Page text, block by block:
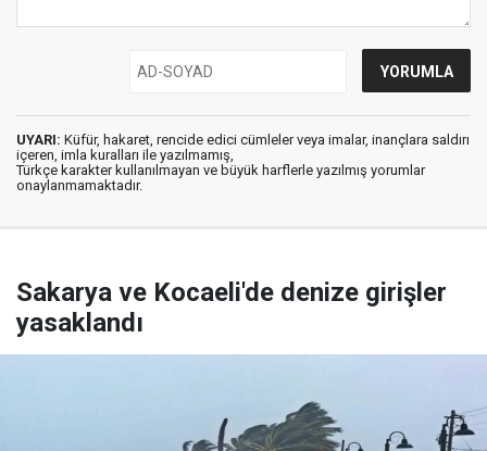
UYARI: Küfür, hakaret, rencide edici cümleler veya imalar, inançlara saldırı
içeren, imla kuralları ile yazılmamış,
Türkçe karakter kullanılmayan ve büyük harflerle yazılmış yorumlar
onaylanmamaktadır.
Sakarya ve Kocaeli'de denize girişler
yasaklandı